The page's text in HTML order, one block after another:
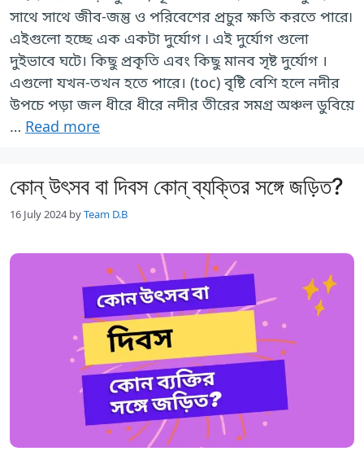
সাথে সাথে জীব-জন্তু ও পরিবেশের প্রচুর ক্ষতি করতে পারে৷
এইগুলো হচ্ছে এক একটা দুর্যোগ ৷ এই দুর্যোগ গুলো
দুইভাবে ঘটে। কিছু প্রকৃতি এবং কিছু মানব সৃষ্ট দুর্যোগ ।
এগুলো যখন-তখন হতে পারে। (toc) বৃষ্টি বেশি হলে নদীর
উপচে পড়া জল ধীরে ধীরে নদীর তীরের সমগ্র অঞ্চল ডুবিয়ে
… Read more
কোন্ উৎসব বা দিবস কোন্ ব্যক্তির সঙ্গে জড়িত?
16 July 2024 byTeam D.B